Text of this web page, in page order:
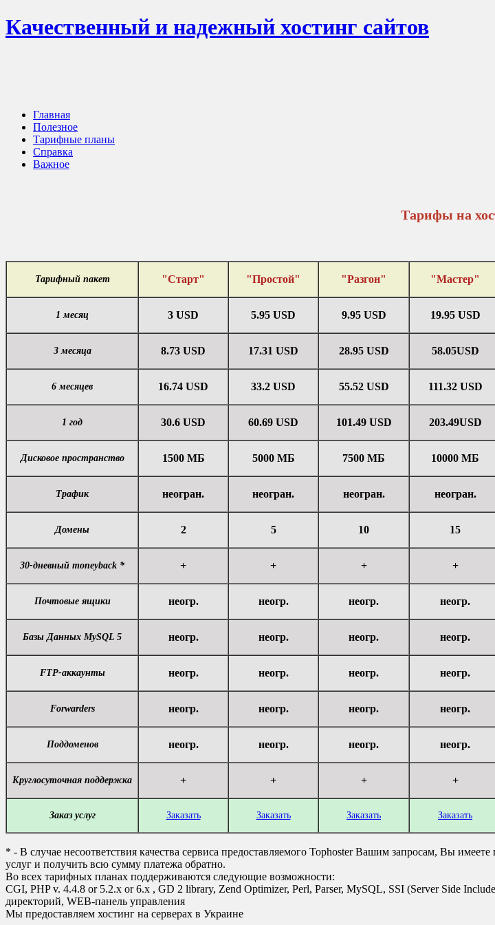
Качественный и надежный хостинг сайтов
Главная
Полезное
Тарифные планы
Справка
Важное
Тарифы на
Тарифный пакет "Старт" "Простой" "Разгон" "Мастер"
1 месяц 3 USD 5.95 USD 9.95 USD 19.95 USD
3 месяца 8.73 USD 17.31 USD 28.95 USD 58.05USD
6 месяцев 16.74 USD 33.2 USD 55.52 USD 111.32 USD
1 год 30.6 USD 60.69 USD 101.49 USD 203.49USD
Дисковое пространство 1500 МБ 5000 МБ 7500 МБ 10000 МБ
Трафик неогран. неогран. неогран. неогран.
Домены 2 5 10 15
30-дневный moneyback * + + + +
Почтовые ящики неогр. неогр. неогр. неогр.
Базы Данных MySQL 5 неогр. неогр. неогр. неогр.
FTP-аккаунты неогр. неогр. неогр. неогр.
Forwarders неогр. неогр. неогр. неогр.
Поддоменов неогр. неогр. неогр. неогр.
Круглосуточная поддержка + + + +
Заказ услуг Заказать Заказать Заказать Заказать
* - В случае несоответствия качества сервиса предоставляемого Tophoster Вашим запросам, Вы
услуг и получить всю сумму платежа обратно.
Во всех тарифных планах поддерживаются следующие возможности:
CGI, PHP v. 4.4.8 or 5.2.x or 6.x , GD 2 library, Zend Optimizer, Perl, Parser, MySQL, SSI (Server Side
директорий, WEB-панель управления
Мы предоставляем хостинг на серверах в Украине